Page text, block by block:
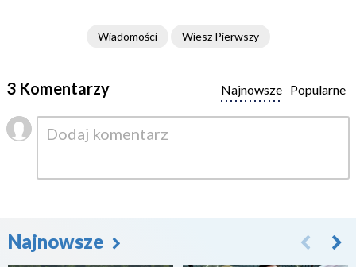
Wiadomości Wiesz Pierwszy
3 Komentarzy Popularne
Najnowsze
Najnowsze